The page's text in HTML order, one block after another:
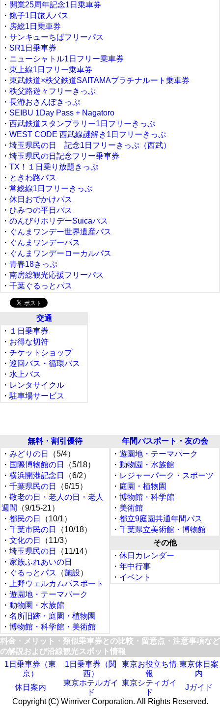
・ 開業25周年記念1日乗車券
・ 銚子1日旅人パス
・ 房総1日乗車券
・ サンキューちばフリーパス
・ SR1日乗車券
・ ニューシャトル1日フリー乗車券
・ 東上線1日フリー乗車券
・ 東武鉄道×秩父鉄道SAITAMAプラチナルート乗車券
・ 秩父路遊々フリーきっぷ
・ 長瀞おさんぽきっぷ
・ SEIBU 1Day Pass + Nagatoro
・ 西武鉄道スタンプラリー1日フリーきっぷ
・ WEST CODE 西武線謎解き1日フリーきっぷ
・ 埼玉県民の日 記念1日フリーきっぷ（西武）
・ 埼玉県民の日記念フリー乗車券
・ TX！１日乗り放題きっぷ
・ ときわ路パス
・ 常総線1日フリーきっぷ
・ 休日おでかけパス
・ ひみつの平日パス
・ のんびりホリデーSuicaパス
・ ぐんまワンデー世界遺産パス
・ ぐんまワンデーパス
・ ぐんまワンデーローカルパス
・ 青春18きっぷ
・ 南房総観光応援フリーパス
・ 千葉ぐるっとパス
交通
・ １日乗車券
・ お得な切符
・ チケットショップ
・ 巡回バス・循環バス
・ 水上バス
・ レンタサイクル
・ 駐車場サービス
無料・割引優待
・ みどりの日
（5/4）
・ 国際博物館の日
（5/18）
・ 横浜開港記念日
（6/2）
・ 千葉県民の日
（6/15）
・ 敬老の日・老人の日・老人
週間
（9/15-21）
・ 都民の日
（10/1）
・ 千葉市民の日
（10/18）
・ 文化の日
（11/3）
・ 埼玉県民の日
（11/14）
・ 家族ふれあいの日
・ ぐるっとパス （施設）
・
上野ウェルカムパスポート
・ 遊園地・テーマパーク
・ 動物園・水族館
・ 名所旧跡・庭園・植物園
・ 博物館・科学館・美術館
年間パスポート・友の会
・ 遊園地・テーマパーク
・ 動物園・水族館
・ レジャーパーク・スポーツ
・ 庭園・植物園
・ 博物館・科学館
・ 美術館
・ 都立9庭園共通年間パス
・ 千葉県立美術館・博物館
その他
・ 休日カレンダー
・ 年中行事
・ イベント
料金・メリット・類似乗車券との比較・留意点・注意事項など
の解説および沿線観光スポット情報
1日乗車券（東
京）
1日乗車券（関
西）
東京お役立ち情
報
東京休日案
内
休日案内
東京ホテルガイ
ド
東京シティガイ
ド
Jガイド
Copyright (C) Winriver Corporation. All Rights Reserved.